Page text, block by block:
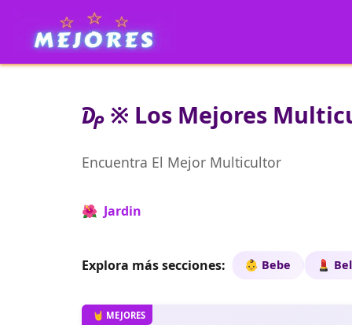
₯ ※ Los Mejores
Encuentra El Mejor Multicultor
🌺 Jardin
Explora más secciones: 👶 Bebe 💄